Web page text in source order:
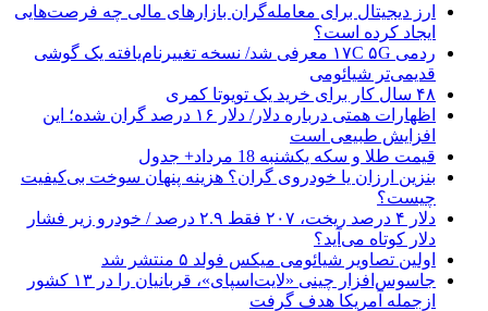
ارز دیجیتال برای معامله‌گران بازارهای مالی چه فرصت‌هایی
ایجاد کرده است؟
ردمی ۱۷C ۵G معرفی شد/ نسخه تغییرنام‌یافته یک گوشی
قدیمی‌تر شیائومی
۴۸ سال کار برای خرید یک تویوتا کمری
اظهارات همتی درباره دلار/ دلار ۱۶ درصد گران شده؛ این
افزایش طبیعی است
قیمت طلا و سکه یکشنبه 18 مرداد+ جدول
بنزین ارزان یا خودروی گران؟ هزینه پنهان سوخت بی‌کیفیت
چیست؟
دلار ۴ درصد ریخت، ۲۰۷ فقط ۲.۹ درصد / خودرو زیر فشار
دلار کوتاه می‌آید؟
اولین تصاویر شیائومی میکس فولد ۵ منتشر شد
جاسوس‌افزار چینی «لایت‌اسپای»، قربانیان را در ۱۳ کشور
ازجمله آمریکا هدف گرفت